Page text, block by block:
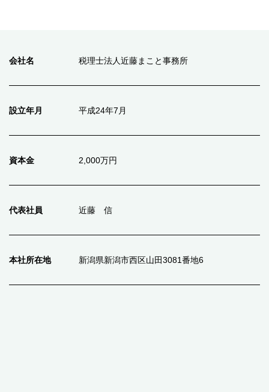
会社名 税理士法人近藤まこと事務所
設立年月 平成24年7月
資本金 2,000万円
代表社員 近藤 信
本社所在地 新潟県新潟市西区山田3081番地6